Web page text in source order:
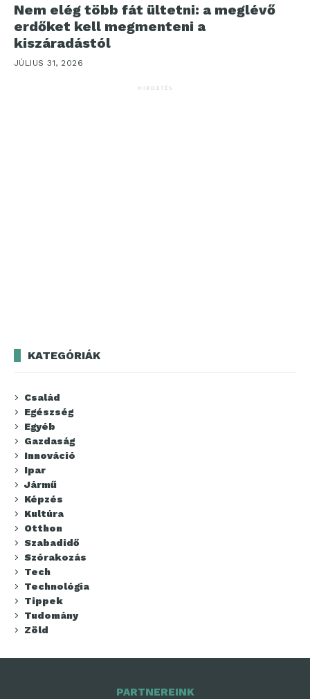
Nem elég több fát ültetni: a meglévő
erdőket kell megmenteni a
kiszáradástól
JÚLIUS 31, 2026
HIRDETÉS
KATEGÓRIÁK
Család
Egészség
Egyéb
Gazdaság
Innováció
Ipar
Jármű
Képzés
Kultúra
Otthon
Szabadidő
Szórakozás
Tech
Technológia
Tippek
Tudomány
Zöld
PARTNEREINK